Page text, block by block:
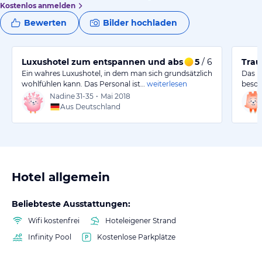
Kostenlos anmelden
Bewerten Bilder hochladen
Luxushotel zum entspannen und abschalten
5 / 6
Ein wahres Luxushotel, in dem man sich grundsätzlich
wohlfühlen kann. Das Personal ist…
weiterlesen
Nadine31-35 • Mai 2018
Aus Deutschland
Das
Hotel allgemein
Beliebteste Ausstattungen:
Wifi kostenfrei
Hoteleigener Strand
Infinity Pool
Kostenlose Parkplätze